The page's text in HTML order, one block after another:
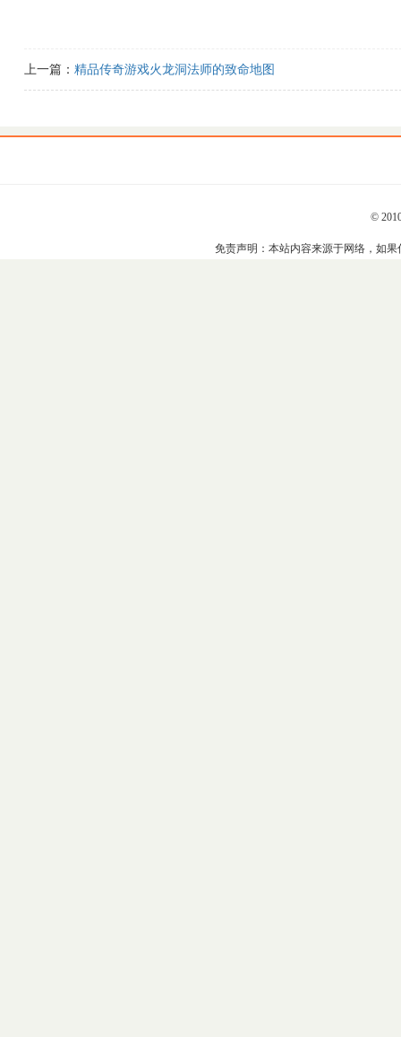
上一篇： 精品传奇游戏火龙洞法师的致命地图
©
免责声明：本站内容来源于网络，如